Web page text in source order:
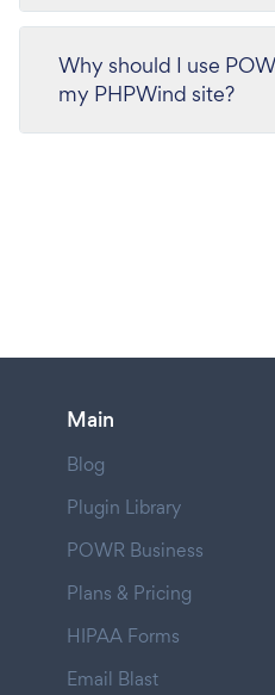
Why should I use
my PHPWind site?
Main
Blog
Plugin Library
POWR Business
Plans & Pricing
HIPAA Forms
Email Blast